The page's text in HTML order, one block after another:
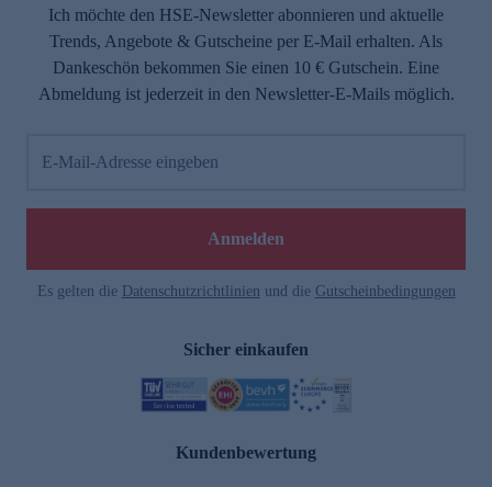
Ich möchte den HSE-Newsletter abonnieren und aktuelle
Trends, Angebote & Gutscheine per E-Mail erhalten. Als
Dankeschön bekommen Sie einen 10 € Gutschein. Eine
Abmeldung ist jederzeit in den Newsletter-E-Mails möglich.
E-Mail-Adresse eingeben
Anmelden
Es gelten die Datenschutzrichtlinien und die Gutscheinbedingungen
Sicher einkaufen
Kundenbewertung